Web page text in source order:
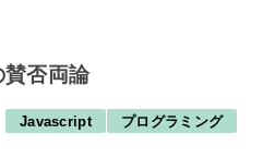
賛否両論
Javascript プログラミング